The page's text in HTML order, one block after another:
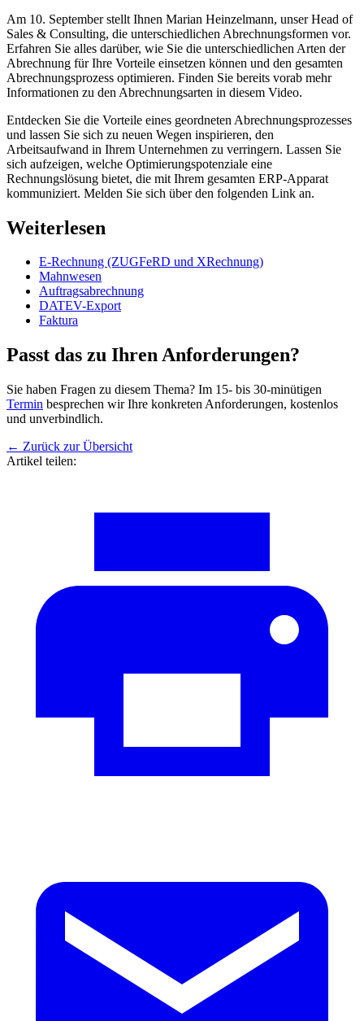
Am 10. September stellt Ihnen Marian Heinzelmann, unser Head of
Sales & Consulting, die unterschiedlichen Abrechnungsformen vor.
Erfahren Sie alles darüber, wie Sie die unterschiedlichen Arten der
Abrechnung für Ihre Vorteile einsetzen können und den gesamten
Abrechnungsprozess optimieren. Finden Sie bereits vorab mehr
Informationen zu den Abrechnungsarten in diesem Video.
Entdecken Sie die Vorteile eines geordneten Abrechnungsprozesses
und lassen Sie sich zu neuen Wegen inspirieren, den
Arbeitsaufwand in Ihrem Unternehmen zu verringern. Lassen Sie
sich aufzeigen, welche Optimierungspotenziale eine
Rechnungslösung bietet, die mit Ihrem gesamten ERP-Apparat
kommuniziert. Melden Sie sich über den folgenden Link an.
Weiterlesen
E-Rechnung (ZUGFeRD und XRechnung)
Mahnwesen
Auftragsabrechnung
DATEV-Export
Faktura
Passt das zu Ihren Anforderungen?
Sie haben Fragen zu diesem Thema? Im 15- bis 30-minütigen
Termin besprechen wir Ihre konkreten Anforderungen, kostenlos
und unverbindlich.
← Zurück zur Übersicht
Artikel teilen: